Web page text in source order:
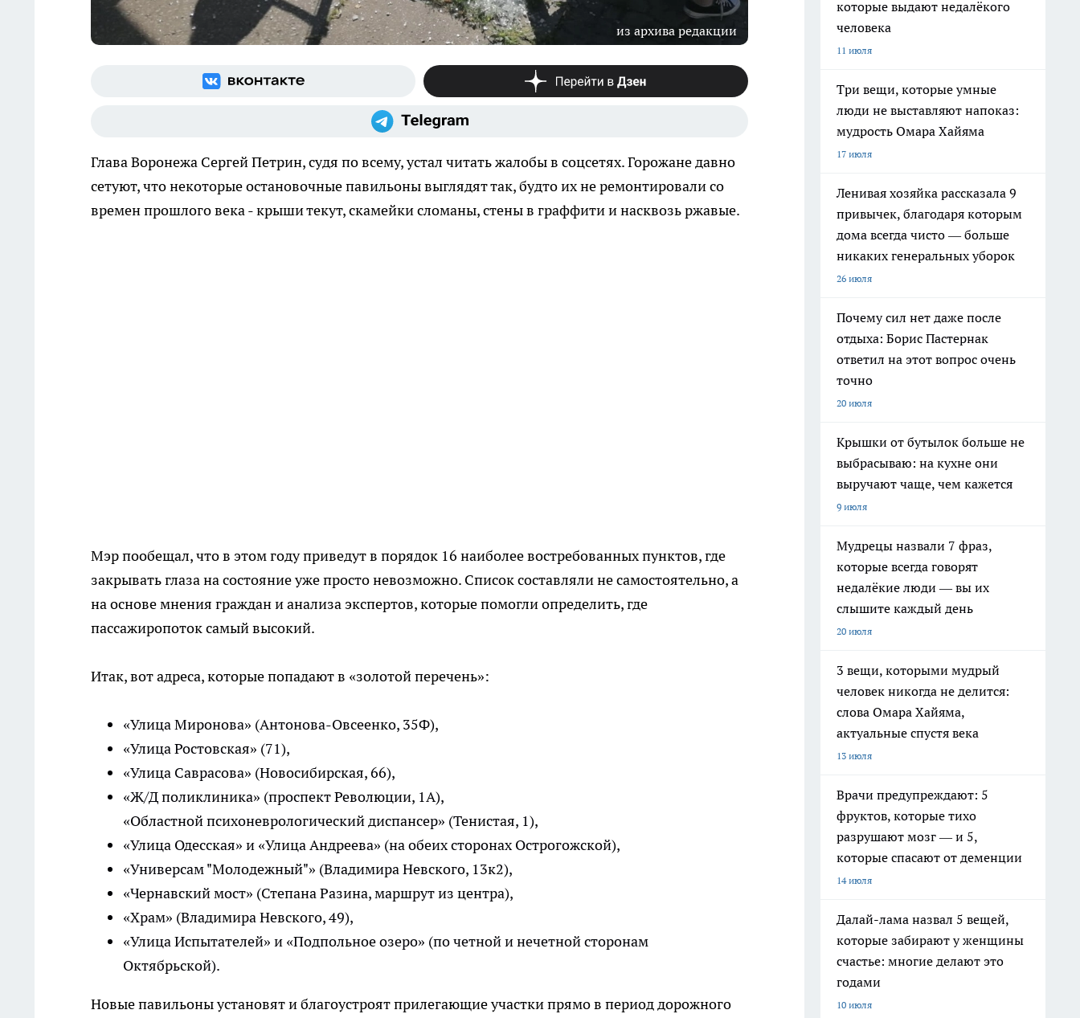
из архива редакции
Глава Воронежа Сергей Петрин, судя по всему, устал читать жалобы в соцсетях. Горожане давно
сетуют, что некоторые остановочные павильоны выглядят так, будто их не ремонтировали со
времен прошлого века - крыши текут, скамейки сломаны, стены в граффити и насквозь ржавые.
Мэр пообещал, что в этом году приведут в порядок 16 наиболее востребованных пунктов, где
закрывать глаза на состояние уже просто невозможно. Список составляли не самостоятельно, а
на основе мнения граждан и анализа экспертов, которые помогли определить, где
пассажиропоток самый высокий.
Итак, вот адреса, которые попадают в «золотой перечень»:
«Улица Миронова» (Антонова-Овсеенко, 35Ф),
«Улица Ростовская» (71),
«Улица Саврасова» (Новосибирская, 66),
«Ж/Д поликлиника» (проспект Революции, 1А),
«Областной психоневрологический диспансер» (Тенистая, 1),
«Улица Одесская» и «Улица Андреева» (на обеих сторонах Острогожской),
«Универсам "Молодежный"» (Владимира Невского, 13к2),
«Чернавский мост» (Степана Разина, маршрут из центра),
«Храм» (Владимира Невского, 49),
«Улица Испытателей» и «Подпольное озеро» (по четной и нечетной сторонам
Октябрьской).
Новые павильоны установят и благоустроят прилегающие участки прямо в период дорожного
которые выдают недалёкого
человека
11 июля
Три вещи, которые умные
люди не выставляют напоказ:
мудрость Омара Хайяма
17 июля
Ленивая хозяйка рассказала 9
привычек, благодаря которым
дома всегда чисто — больше
никаких генеральных уборок
26 июля
Почему сил нет даже после
отдыха: Борис Пастернак
ответил на этот вопрос очень
точно
20 июля
Крышки от бутылок больше не
выбрасываю: на кухне они
выручают чаще, чем кажется
9 июля
Мудрецы назвали 7 фраз,
которые всегда говорят
недалёкие люди — вы их
слышите каждый день
20 июля
3 вещи, которыми мудрый
человек никогда не делится:
слова Омара Хайяма,
актуальные спустя века
13 июля
Врачи предупреждают: 5
фруктов, которые тихо
разрушают мозг — и 5,
которые спасают от деменции
14 июля
Далай-лама назвал 5 вещей,
которые забирают у женщины
счастье: многие делают это
годами
10 июля